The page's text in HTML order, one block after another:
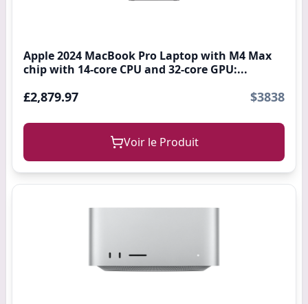
Apple 2024 MacBook Pro Laptop with M4 Max
chip with 14-core CPU and 32-core GPU:...
£2,879.97 $3838
Voir le Produit